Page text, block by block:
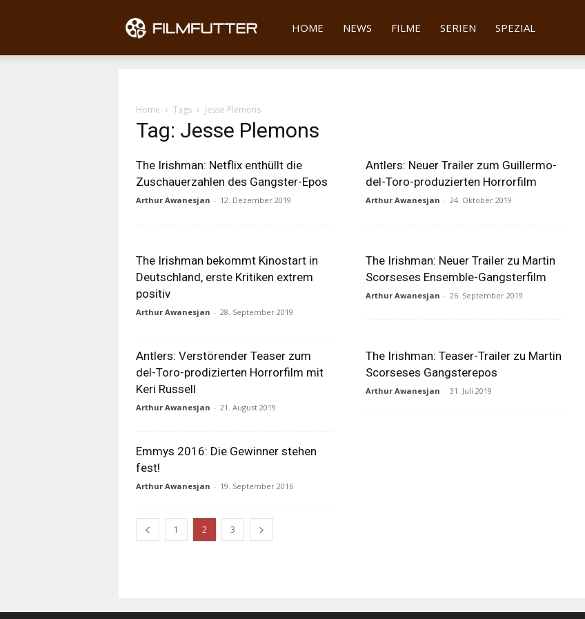
Filmfutter
HOME NEWS FILME SERIEN SPEZIAL
Home Tags Jesse Plemons
Tag: Jesse Plemons
The Irishman: Netflix enthüllt die
Zuschauerzahlen des Gangster-Epos
Arthur Awanesjan - 12. Dezember 2019
Antlers: Neuer Trailer zum Guillermo-
del-Toro-produzierten Horrorfilm
Arthur Awanesjan - 24. Oktober 2019
The Irishman bekommt Kinostart in
Deutschland, erste Kritiken extrem
positiv
Arthur Awanesjan - 28. September 2019
The Irishman: Neuer Trailer zu Martin
Scorseses Ensemble-Gangsterfilm
Arthur Awanesjan - 26. September 2019
Antlers: Verstörender Teaser zum
del-Toro-prodizierten Horrorfilm mit
Keri Russell
Arthur Awanesjan - 21. August 2019
The Irishman: Teaser-Trailer zu Martin
Scorseses Gangsterepos
Arthur Awanesjan - 31. Juli 2019
Emmys 2016: Die Gewinner stehen
fest!
Arthur Awanesjan - 19. September 2016
1 2 3